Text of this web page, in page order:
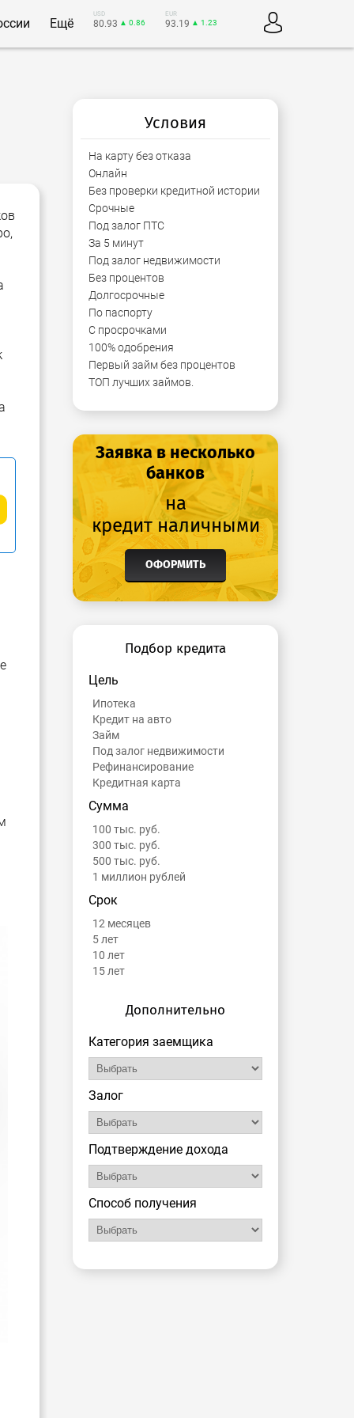
Ещё
USD
80.93 ▲ 0.86
EUR
93.19 ▲ 1.23
Условия
На карту без отказа
Онлайн
Без проверки кредитной истории
Срочные
Под залог ПТС
За 5 минут
Под залог недвижимости
Без процентов
Долгосрочные
По паспорту
С просрочками
100% одобрения
Первый займ без процентов
ТОП лучших займов.
Заявка в несколько
банков
на
кредит наличными
ОФОРМИТЬ
Подбор кредита
Цель
Ипотека
Кредит на авто
Займ
Под залог недвижимости
Рефинансирование
Кредитная карта
Сумма
100 тыс. руб.
300 тыс. руб.
500 тыс. руб.
1 миллион рублей
Срок
12 месяцев
5 лет
10 лет
15 лет
Дополнительно
Категория заемщика
Залог
Подтверждение дохода
Способ получения